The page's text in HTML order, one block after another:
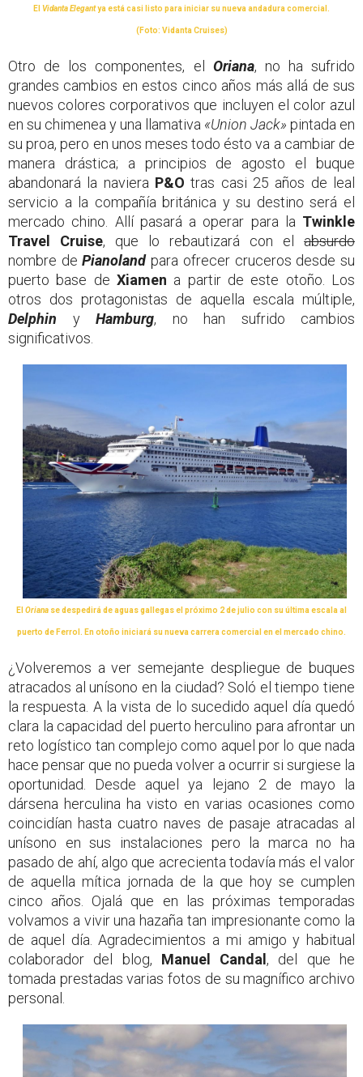
El Vidanta Elegantya está casi listo para iniciar su nueva andadura comercial.
(Foto: Vidanta Cruises)
Otro de los componentes, el Oriana, no ha sufrido
grandes cambios en estos cinco años más allá de sus
nuevos colores corporativos que incluyen el color azul
en su chimenea y una llamativa «Union Jack» pintada en
su proa, pero en unos meses todo ésto va a cambiar de
manera drástica; a principios de agosto el buque
abandonará la naviera P&O tras casi 25 años de leal
servicio a la compañía británica y su destino será el
mercado chino. Allí pasará a operar para la Twinkle
Travel Cruise, que lo rebautizará con el absurdo
nombre dePianolandpara ofrecer cruceros desde su
puerto base de Xiamen a partir de este otoño. Los
otros dos protagonistas de aquella escala múltiple,
Delphin y Hamburg, no han sufrido cambios
significativos.
El Oriana se despedirá de aguas gallegas el próximo 2 de julio con su última escala al
puerto de Ferrol. En otoño iniciará su nueva carrera comercial en el mercado chino.
¿Volveremos a ver semejante despliegue de buques
atracados al unísono en la ciudad? Soló el tiempo tiene
la respuesta. A la vista de lo sucedido aquel día quedó
clara la capacidad del puerto herculino para afrontar un
reto logístico tan complejo como aquel por lo que nada
hace pensar que no pueda volver a ocurrir si surgiese la
oportunidad. Desde aquel ya lejano 2 de mayo la
dársena herculina ha visto en varias ocasiones como
coincidían hasta cuatro naves de pasaje atracadas al
unísono en sus instalaciones pero la marca no ha
pasado de ahí, algo que acrecienta todavía más el valor
de aquella mítica jornada de la que hoy se cumplen
cinco años. Ojalá que en las próximas temporadas
volvamos a vivir una hazaña tan impresionante como la
de aquel día. Agradecimientos a mi amigo y habitual
colaborador del blog, Manuel Candal, del que he
tomada prestadas varias fotos de su magnífico archivo
personal.